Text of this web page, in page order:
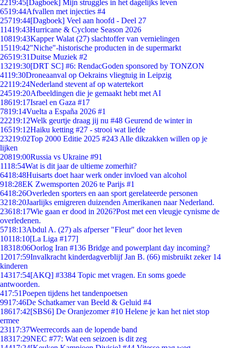
2219:45[Dagboek] Mijn struggles in het dagelijks leven
6519:44Afvallen met injecties #4
25719:44[Dagboek] Veel aan hoofd - Deel 27
11419:43Hurricane & Cyclone Season 2026
10819:43Kapper Walat (27) slachtoffer van vernielingen
15119:42"Niche"-historische producten in de supermarkt
26519:31Duitse Muziek #2
13219:30[DRT SC] #6: RendacGoden sponsored by TONZON
4119:30Droneaanval op Oekrains vliegtuig in Leipzig
22119:24Nederland stevent af op watertekort
24519:20Afbeeldingen die je gemaakt hebt met AI
18619:17Israel en Gaza #17
7819:14Vuelta a España 2026 #1
22219:12Welk geurtje draag jij nu #48 Geurend de winter in
16519:12Haiku ketting #27 - strooi wat liefde
23219:02Top 2000 Editie 2025 #243 Alle dikzakken willen op je
lijken
20819:00Russia vs Ukraine #91
1118:54Wat is dit jaar de ultieme zomerhit?
6418:48Huisarts doet haar werk onder invloed van alcohol
918:28EK Zwemsporten 2026 te Parijs #1
6418:26Overleden sporters en aan sport gerelateerde personen
3218:20Jaarlijks emigreren duizenden Amerikanen naar Nederland.
23618:17Wie gaan er dood in 2026?Post met een vleugje cynisme de
overledenen.
5718:13Abdul A. (27) als afperser "Fleur" door het leven
10118:10[La Liga #177]
18318:06Oorlog Iran #136 Bridge and powerplant day incoming?
12017:59Invalkracht kinderdagverblijf Jan B. (66) misbruikt zeker 14
kinderen
14317:54[AKQ] #3384 Topic met vragen. En soms goede
antwoorden.
417:51Poepen tijdens het tandenpoetsen
9917:46De Schatkamer van Beeld & Geluid #4
18617:42[SBS6] De Oranjezomer #10 Helene je kan het niet stop
ermee
23117:37Weerrecords aan de lopende band
18317:29NEC #77: Wat een seizoen is dit zeg